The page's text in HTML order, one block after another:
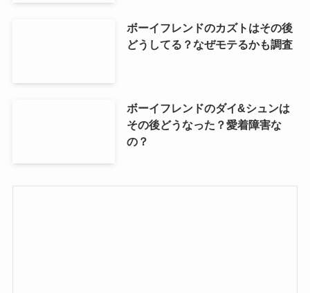
ボーイフレンドのカズトはその後
どうしてる？なぜモテるかも調査
ボーイフレンドのダイ&シュンは
その後どうなった？愛着障害な
の？